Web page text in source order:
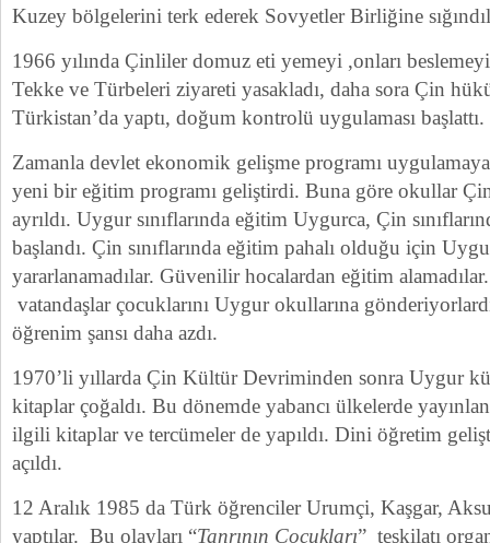
Kuzey bölgelerini terk ederek Sovyetler Birliğine
1966 yılında Çinliler domuz eti yemeyi ,onları
Tekke ve Türbeleri ziyareti yasakladı, daha sora Çin
Türkistan’da yaptı, doğum kontrolü uygulaması başlattı.
Zamanla devlet ekonomik gelişme programı
yeni bir eğitim programı geliştirdi. Buna göre okullar Çin
ayrıldı. Uygur sınıflarında eğitim Uygurca, Çin
başlandı. Çin sınıflarında eğitim pahalı olduğu için
yararlanamadılar. Güvenilir hocalardan eğitim
vatandaşlar çocuklarını Uygur okullarına
öğrenim şansı daha azdı.
1970’li yıllarda Çin Kültür Devriminden sonra Uygur
kitaplar çoğaldı. Bu dönemde yabancı ülkelerde
ilgili kitaplar ve tercümeler de yapıldı. Dini öğretim
açıldı.
12 Aralık 1985 da Türk öğrenciler Urumçi, Kaşgar,
yaptılar. Bu olayları “Tanrının Çocukları” teşkilatı